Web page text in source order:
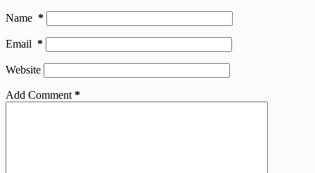
Name *
Email *
Website
Add Comment *